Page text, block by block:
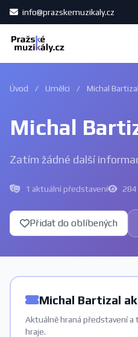
info@prazskemuzikaly.cz
Úvod / Umělci / Michal Bartizal
Michal
Zatím žádné další
1 aktuální představení
Přidat do oblíbených
Michal Bartizal
Aktuálně hraná představení a
hraje.